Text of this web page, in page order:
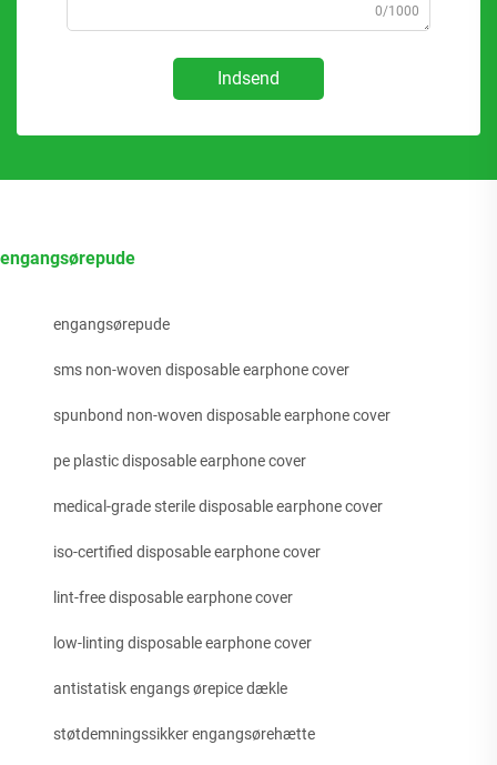
0/1000
Indsend
engangsørepude
engangsørepude
sms non-woven disposable earphone cover
spunbond non-woven disposable earphone cover
pe plastic disposable earphone cover
medical-grade sterile disposable earphone cover
iso-certified disposable earphone cover
lint-free disposable earphone cover
low-linting disposable earphone cover
antistatisk engangs ørepice dækle
støtdemningssikker engangsørehætte